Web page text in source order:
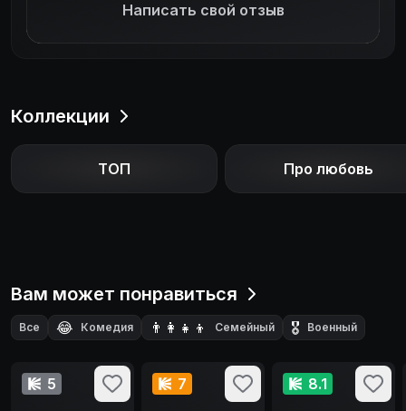
Написать свой отзыв
Коллекции
ТОП Про любовь
Вам может понравиться
Все 😂 Комедия 👨‍👩‍👧‍👦 Семейный 🎖️ Военный
5 7 8.1